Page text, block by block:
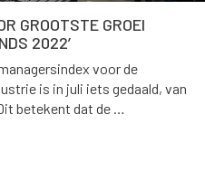
GROOTSTE GROEI
2022’
voor de
is in juli iets gedaald, van
betekent dat de …